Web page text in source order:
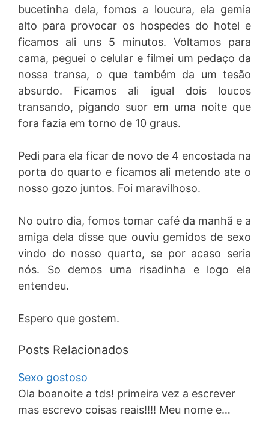
bucetinha dela, fomos a loucura, ela gemia
alto para provocar os hospedes do hotel e
ficamos ali uns 5 minutos. Voltamos para
cama, peguei o celular e filmei um pedaço da
nossa transa, o que também da um tesão
absurdo. Ficamos ali igual dois loucos
transando, pigando suor em uma noite que
fora fazia em torno de 10 graus.
Pedi para ela ficar de novo de 4 encostada na
porta do quarto e ficamos ali metendo ate o
nosso gozo juntos. Foi maravilhoso.
No outro dia, fomos tomar café da manhã e a
amiga dela disse que ouviu gemidos de sexo
vindo do nosso quarto, se por acaso seria
nós. So demos uma risadinha e logo ela
entendeu.
Espero que gostem.
Posts Relacionados
Sexo gostoso
Ola boanoite a tds! primeira vez a escrever
mas escrevo coisas reais!!!! Meu nome e…